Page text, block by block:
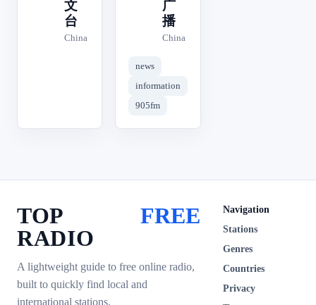
文
台
China
广
播
China
news
information
905fm
TOP
RADIO
FREE
A lightweight guide to free online radio,
built to quickly find local and
international stations.
Navigation
Stations
Genres
Countries
Privacy